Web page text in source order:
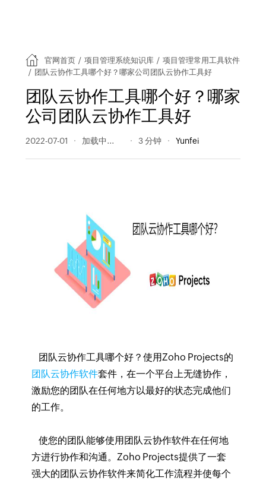
官网首页 / 项目管理系统知识库 / 项目管理常用工具软件
/ 团队云协作工具哪个好？哪家公司团队云协作工具好
团队云协作工具哪个好？哪家
公司团队云协作工具好
2022-07-01 406 阅读量 3 分钟 Yunfei
团队云协作工具哪个好？使用Zoho Projects的
团队云协作软件套件，在一个平台上无缝协作，
激励您的团队在任何地方以最好的状态完成他们
的工作。
使您的团队能够使用团队云协作软件在任何地
方进行协作和沟通。Zoho Projects提供了一套
强大的团队云协作软件来简化工作流程并使每个